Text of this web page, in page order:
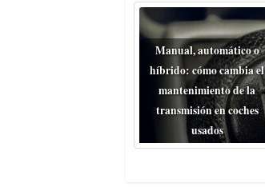
Manual, automático o
híbrido: cómo cambia el
mantenimiento de la
transmisión en coches
usados